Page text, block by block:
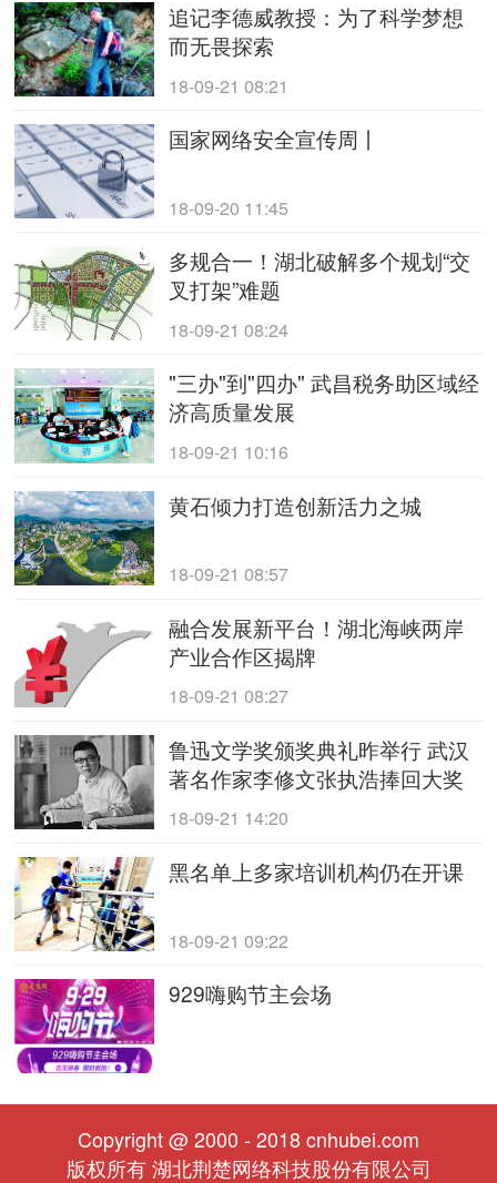
追记李德威教授：为了科学梦想
而无畏探索
18-09-21 08:21
国家网络安全宣传周丨
18-09-20 11:45
多规合一！湖北破解多个规划“交
叉打架”难题
18-09-21 08:24
"三办"到"四办" 武昌税务助区域经
济高质量发展
18-09-21 10:16
黄石倾力打造创新活力之城
18-09-21 08:57
融合发展新平台！湖北海峡两岸
产业合作区揭牌
18-09-21 08:27
鲁迅文学奖颁奖典礼昨举行 武汉
著名作家李修文张执浩捧回大奖
18-09-21 14:20
黑名单上多家培训机构仍在开课
18-09-21 09:22
929嗨购节主会场
Copyright @ 2000 - 2018 cnhubei.com
版权所有 湖北荆楚网络科技股份有限公司